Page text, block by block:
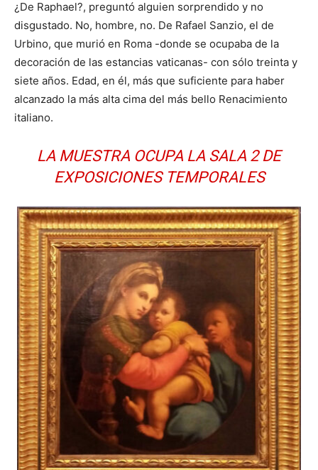
¿De Raphael?, preguntó alguien sorprendido y no
disgustado. No, hombre, no. De Rafael Sanzio, el de
Urbino, que murió en Roma -donde se ocupaba de la
decoración de las estancias vaticanas- con sólo treinta y
siete años. Edad, en él, más que suficiente para haber
alcanzado la más alta cima del más bello Renacimiento
italiano.
LA MUESTRA OCUPA LA SALA 2 DE
EXPOSICIONES TEMPORALES